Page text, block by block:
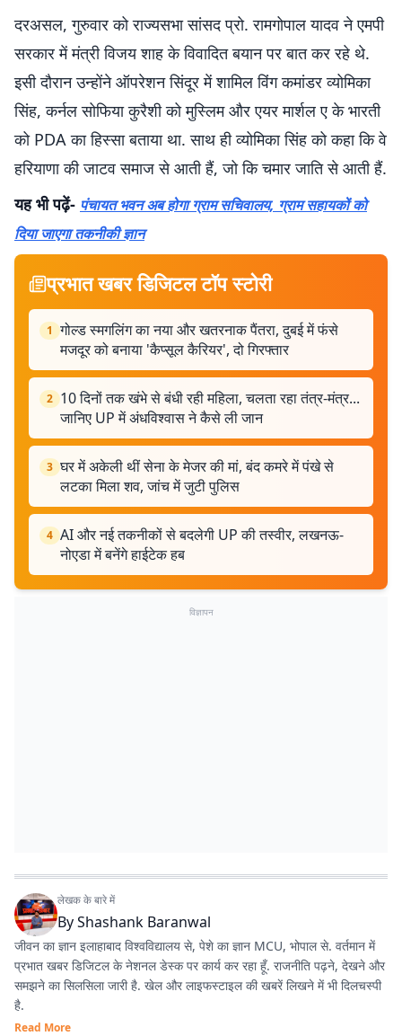
दरअसल, गुरुवार को राज्यसभा सांसद प्रो. रामगोपाल यादव ने एमपी
सरकार में मंत्री विजय शाह के विवादित बयान पर बात कर रहे थे.
इसी दौरान उन्होंने ऑपरेशन सिंदूर में शामिल विंग कमांडर व्योमिका
सिंह, कर्नल सोफिया कुरैशी को मुस्लिम और एयर मार्शल ए के भारती
को PDA का हिस्सा बताया था. साथ ही व्योमिका सिंह को कहा कि वे
हरियाणा की जाटव समाज से आती हैं, जो कि चमार जाति से आती हैं.
यह भी पढ़ें- पंचायत भवन अब होगा ग्राम सचिवालय, ग्राम सहायकों को
दिया जाएगा तकनीकी ज्ञान
प्रभात खबर डिजिटल टॉप स्टोरी
1 गोल्ड स्मगलिंग का नया और खतरनाक पैंतरा, दुबई में फंसे
मजदूर को बनाया 'कैप्सूल कैरियर', दो गिरफ्तार
2 10 दिनों तक खंभे से बंधी रही महिला, चलता रहा तंत्र-मंत्र...
जानिए UP में अंधविश्वास ने कैसे ली जान
3 घर में अकेली थीं सेना के मेजर की मां, बंद कमरे में पंखे से
लटका मिला शव, जांच में जुटी पुलिस
4 AI और नई तकनीकों से बदलेगी UP की तस्वीर, लखनऊ-
नोएडा में बनेंगे हाईटेक हब
विज्ञापन
लेखक के बारे में
ByShashank Baranwal
जीवन का ज्ञान इलाहाबाद विश्वविद्यालय से, पेशे का ज्ञान MCU, भोपाल से. वर्तमान में
प्रभात खबर डिजिटल के नेशनल डेस्क पर कार्य कर रहा हूँ. राजनीति पढ़ने, देखने और
समझने का सिलसिला जारी है. खेल और लाइफस्टाइल की खबरें लिखने में भी दिलचस्पी
है.
Read More